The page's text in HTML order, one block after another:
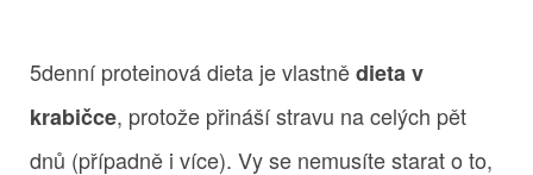
5denní proteinová dieta je vlastnědieta v
krabičce, protože přináší stravu na celých pět
dnů (případně i více). Vy se nemusíte starat o to,